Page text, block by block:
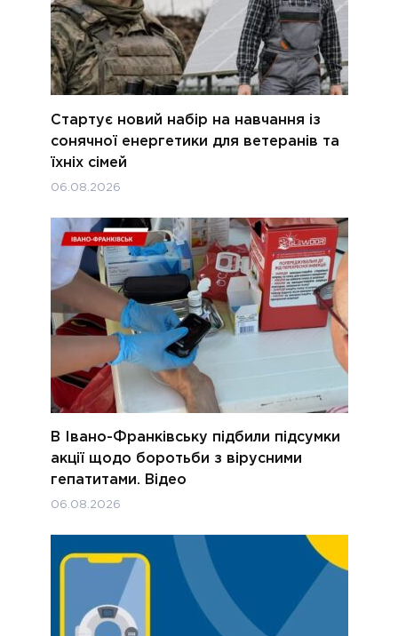
Стартує новий набір на навчання із
сонячної енергетики для ветеранів та
їхніх сімей
06.08.2026
В Івано-Франківську підбили підсумки
акції щодо боротьби з вірусними
гепатитами. Відео
06.08.2026